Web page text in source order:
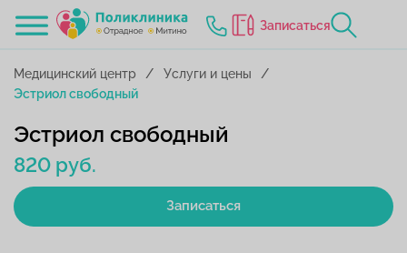
Записаться
Медицинский центр
Услуги и цены
Эстриол свободный
820 руб.
Записаться
Эстриол свободный